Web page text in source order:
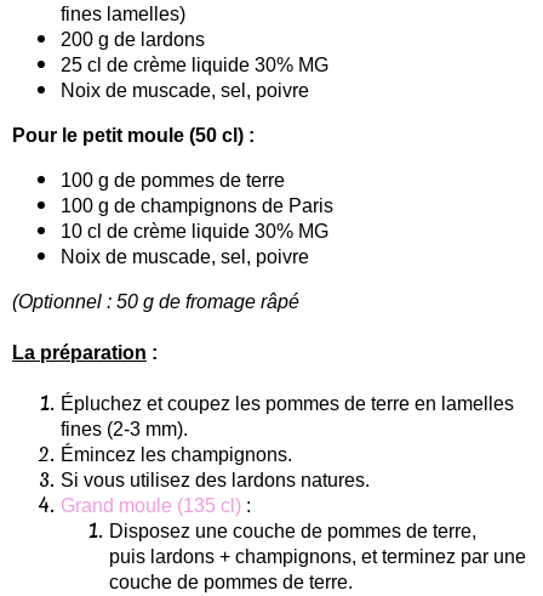
fines lamelles)
200 g de lardons
25 cl de crème liquide 30% MG
Noix de muscade, sel, poivre
Pour le petit moule (50 cl) :
100 g de pommes de terre
100 g de champignons de Paris
10 cl de crème liquide 30% MG
Noix de muscade, sel, poivre
(Optionnel : 50 g de fromage râpé
La préparation :
Épluchez et coupez les pommes de terre en lamelles
fines (2-3 mm).
Émincez les champignons.
Si vous utilisez des lardons natures.
Grand moule (135 cl) :
Disposez une couche de pommes de terre,
puis lardons + champignons, et terminez par une
couche de pommes de terre.